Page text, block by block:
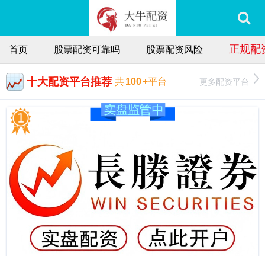
首页 股票配资可靠吗 股票配资风险 正规配
十大配资平台推荐 共100+平台 更多配资平台